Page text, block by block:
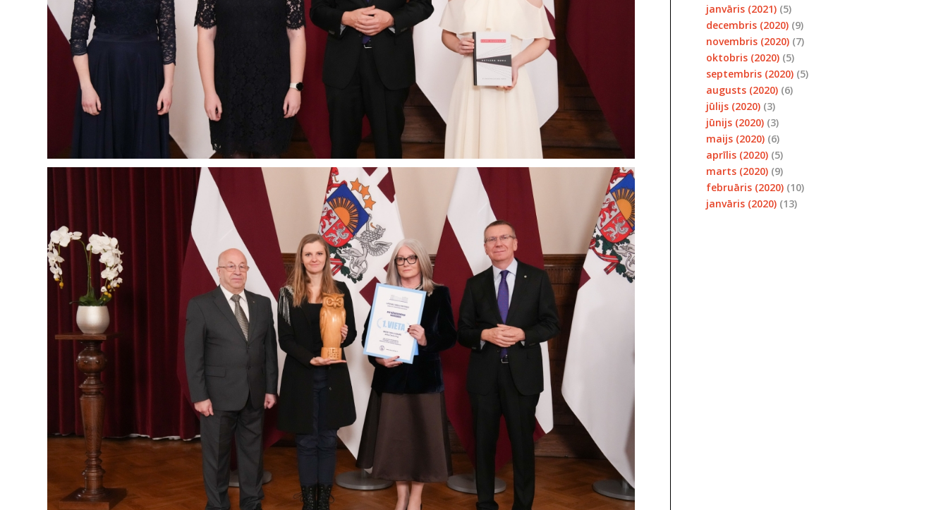
janvāris (2021) (5)
decembris (2020) (9)
novembris (2020) (7)
oktobris (2020) (5)
septembris (2020) (5)
augusts (2020) (6)
jūlijs (2020) (3)
jūnijs (2020) (3)
maijs (2020) (6)
aprīlis (2020) (5)
marts (2020) (9)
februāris (2020) (10)
janvāris (2020) (13)